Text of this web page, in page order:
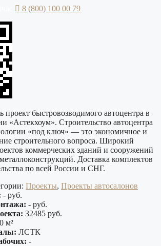
8 (800) 100 00 79
проект быстровозводимого автоцентра в
«Астекхоум». Строительство автоцентра
«под ключ» — это экономичное и
строительного вопроса. Широкий
коммерческих зданий и сооружений
Доставка комплектов
по всей России и СНГ.
Проекты, Проекты автосалонов
- руб.
- руб.
32485 руб.
м²
ЛСТК
-